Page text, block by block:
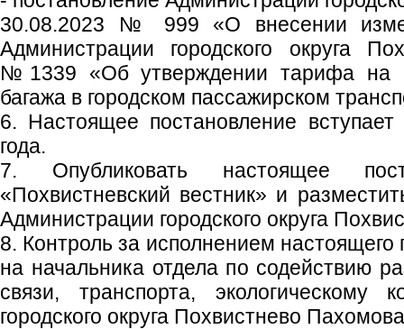
30.08.2023 № 999 «О внесении
Администрации городского округа
№1339 «Об утверждении тарифа на
багажа в городском пассажирском
6. Настоящее постановление
года.
7. Опубликовать настоящее
«Похвистневский вестник» и
Администрации городского округа
8. Контроль за исполнением настоящего
на начальника отдела по содействию
связи, транспорта, экологическому
городского округа Похвистнево